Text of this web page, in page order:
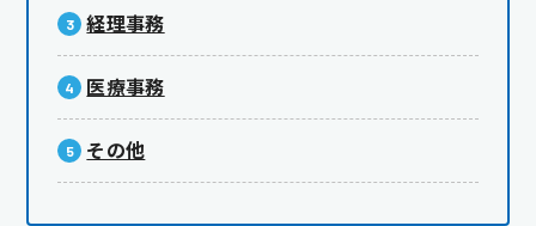
経理事務
医療事務
その他